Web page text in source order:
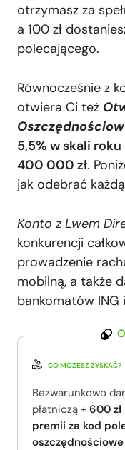
otrzymasz za
a 100 zł
polecającego.
Równocześnie z
otwiera Ci też
5,5% w skali
400 000 zł.
jak odebrać
Konto z Lwem
konkurencji
prowadzenie
mobilną, a także
bankomatów ING
CO MOŻESZ ZYSKAĆ?
Bezwarunkowo
płatniczą + 600
premii za kod